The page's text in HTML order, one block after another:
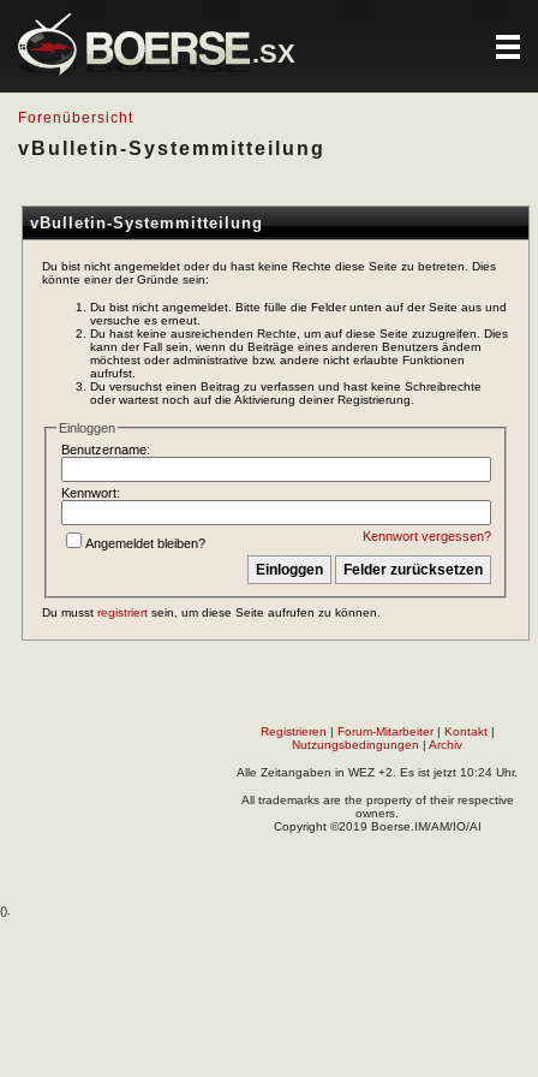
.SX
Forenübersicht
vBulletin-Systemmitteilung
vBulletin-Systemmitteilung
Du bist nicht angemeldet oder du hast keine Rechte diese Seite zu betreten. Dies
könnte einer der Gründe sein:
Du bist nicht angemeldet. Bitte fülle die Felder unten auf der Seite aus und
versuche es erneut.
Du hast keine ausreichenden Rechte, um auf diese Seite zuzugreifen. Dies
kann der Fall sein, wenn du Beiträge eines anderen Benutzers ändern
möchtest oder administrative bzw. andere nicht erlaubte Funktionen
aufrufst.
Du versuchst einen Beitrag zu verfassen und hast keine Schreibrechte
oder wartest noch auf die Aktivierung deiner Registrierung.
Einloggen
Benutzername:
Kennwort:
Kennwort vergessen?
Angemeldet bleiben?
Du musst registriert sein, um diese Seite aufrufen zu können.
Registrieren | Forum-Mitarbeiter| Kontakt|
Nutzungsbedingungen | Archiv
Alle Zeitangaben in WEZ +2. Es ist jetzt 10:24 Uhr.
All trademarks are the property of their respective
owners.
Copyright ©2019 Boerse.IM/AM/IO/AI
().